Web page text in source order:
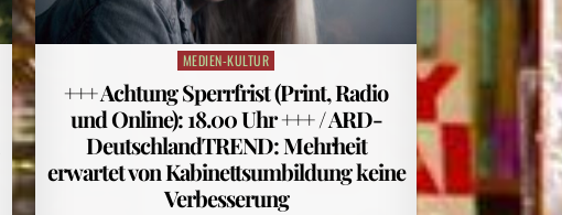
Posted
in
MEDIEN-KULTUR
+++ Achtung Sperrfrist (Print, Radio
und Online): 18.00 Uhr +++ / ARD-
DeutschlandTREND: Mehrheit
erwartet von Kabinettsumbildung keine
Verbesserung